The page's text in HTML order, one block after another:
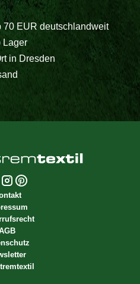
70 EUR deutschlandweit
Lager
in Dresden